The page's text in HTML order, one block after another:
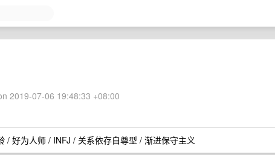
2019-07-06 19:48:33 +08:00
/ 好为人师 / INFJ / 关系依存自尊型 / 渐进保守主义